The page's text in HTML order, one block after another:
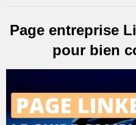
Page entreprise
pour bien